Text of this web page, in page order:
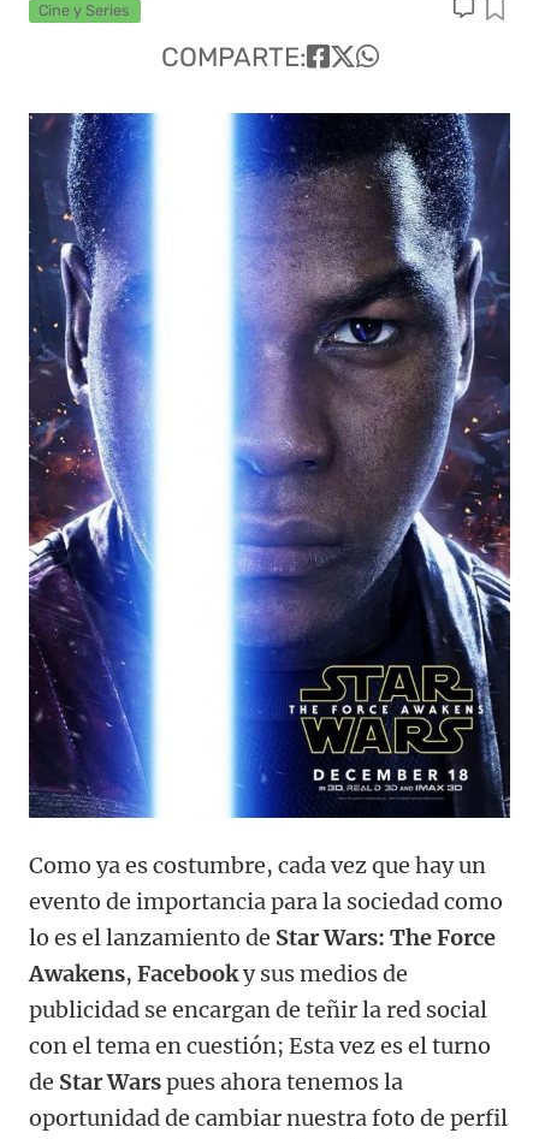
Cine y Series
COMPARTE:
Como ya es costumbre, cada vez que hay un
evento de importancia para la sociedad como
lo es el lanzamiento de Star Wars: The Force
Awakens, Facebooky sus medios de
publicidad se encargan de teñir la red social
con el tema en cuestión; Esta vez es el turno
de Star Warspues ahora tenemos la
oportunidad de cambiar nuestra foto de perfil